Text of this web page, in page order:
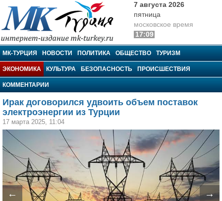
МК-Турция
7 августа 2026
пятница
московское время
17:09
МК-ТУРЦИЯ НОВОСТИ ПОЛИТИКА ОБЩЕСТВО ТУРИЗМ
ЭКОНОМИКА КУЛЬТУРА БЕЗОПАСНОСТЬ ПРОИСШЕСТВИЯ
КОММЕНТАРИИ
Ирак договорился удвоить объем поставок
электроэнергии из Турции
17 марта 2025, 11:04
← →